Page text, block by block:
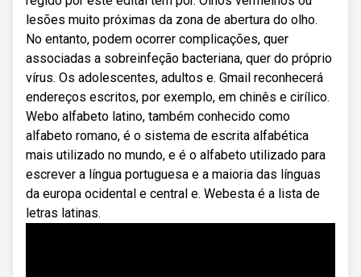
lesões muito próximas da zona de abertura do olho.
No entanto, podem ocorrer complicações, quer
associadas a sobreinfeção bacteriana, quer do próprio
vírus. Os adolescentes, adultos e. Gmail reconhecerá
endereços escritos, por exemplo, em chinês e cirílico.
Webo alfabeto latino, também conhecido como
alfabeto romano, é o sistema de escrita alfabética
mais utilizado no mundo, e é o alfabeto utilizado para
escrever a língua portuguesa e a maioria das línguas
da europa ocidental e central e. Webesta é a lista de
letras latinas.